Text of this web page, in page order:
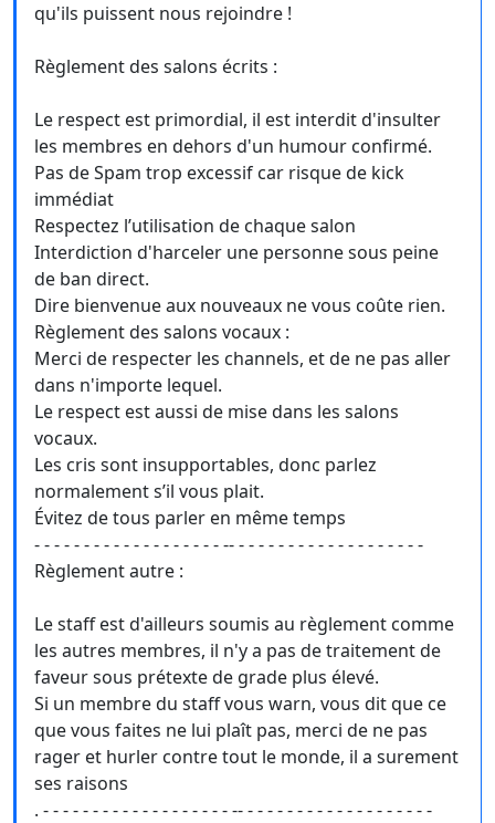
qu'ils puissent nous rejoindre !
Règlement des salons écrits :
Le respect est primordial, il est interdit d'insulter
les membres en dehors d'un humour confirmé.
Pas de Spam trop excessif car risque de kick
immédiat
Respectez l’utilisation de chaque salon
Interdiction d'harceler une personne sous peine
de ban direct.
Dire bienvenue aux nouveaux ne vous coûte rien.
Règlement des salons vocaux :
Merci de respecter les channels, et de ne pas aller
dans n'importe lequel.
Le respect est aussi de mise dans les salons
vocaux.
Les cris sont insupportables, donc parlez
normalement s’il vous plait.
Évitez de tous parler en même temps
- - - - - - - - - - - - - - - - - - - -- - - - - - - - - - - - - - - - - - - -
Règlement autre :
Le staff est d'ailleurs soumis au règlement comme
les autres membres, il n'y a pas de traitement de
faveur sous prétexte de grade plus élevé.
Si un membre du staff vous warn, vous dit que ce
que vous faites ne lui plaît pas, merci de ne pas
rager et hurler contre tout le monde, il a surement
ses raisons
. - - - - - - - - - - - - - - - - - - - -- - - - - - - - - - - - - - - - - - - -